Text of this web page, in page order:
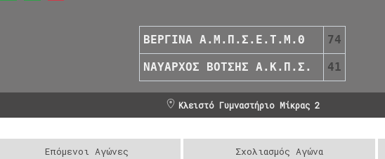
ΒΕΡΓΙΝΑ Α.Μ.Π.Σ.Ε.Τ.Μ.Θ 74
ΝΑΥΑΡΧΟΣ ΒΟΤΣΗΣ Α.Κ.Π.Σ. 41
Κλειστό Γυμναστήριο Μίκρας 2
Επόμενοι Αγώνες Σχολιασμός Αγώνα